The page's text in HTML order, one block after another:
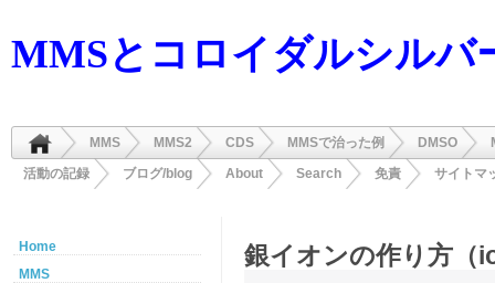
MMSとコロイダルシルバ
MMS MMS2 CDS MMSで治った例 DMSO
活動の記録
ブログ/blog About Search 免責 サイトマ
銀イオンの作り方（
Home
MMS